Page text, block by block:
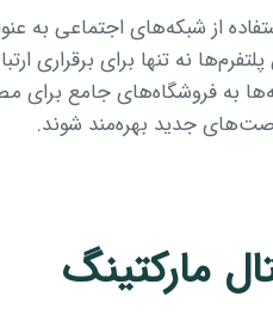
از شبکه‌های اجتماعی به
نه تنها برای برقراری
به فروشگاه‌های جامع برای
جدید بهره‌مند شوند.
مارکتینگ